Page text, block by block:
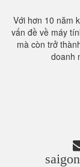
Với hơn 10 năm
vấn đề về máy
mà còn trở
doanh